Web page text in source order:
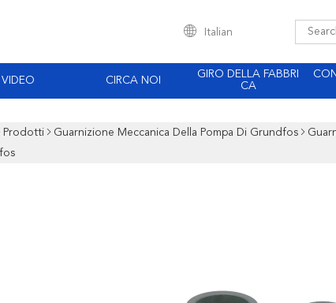
Italian
VIDEO CIRCA NOI
GIRO DELLA FABBRI
CA
Prodotti Guarnizione Meccanica Della Pompa Di Grundfos